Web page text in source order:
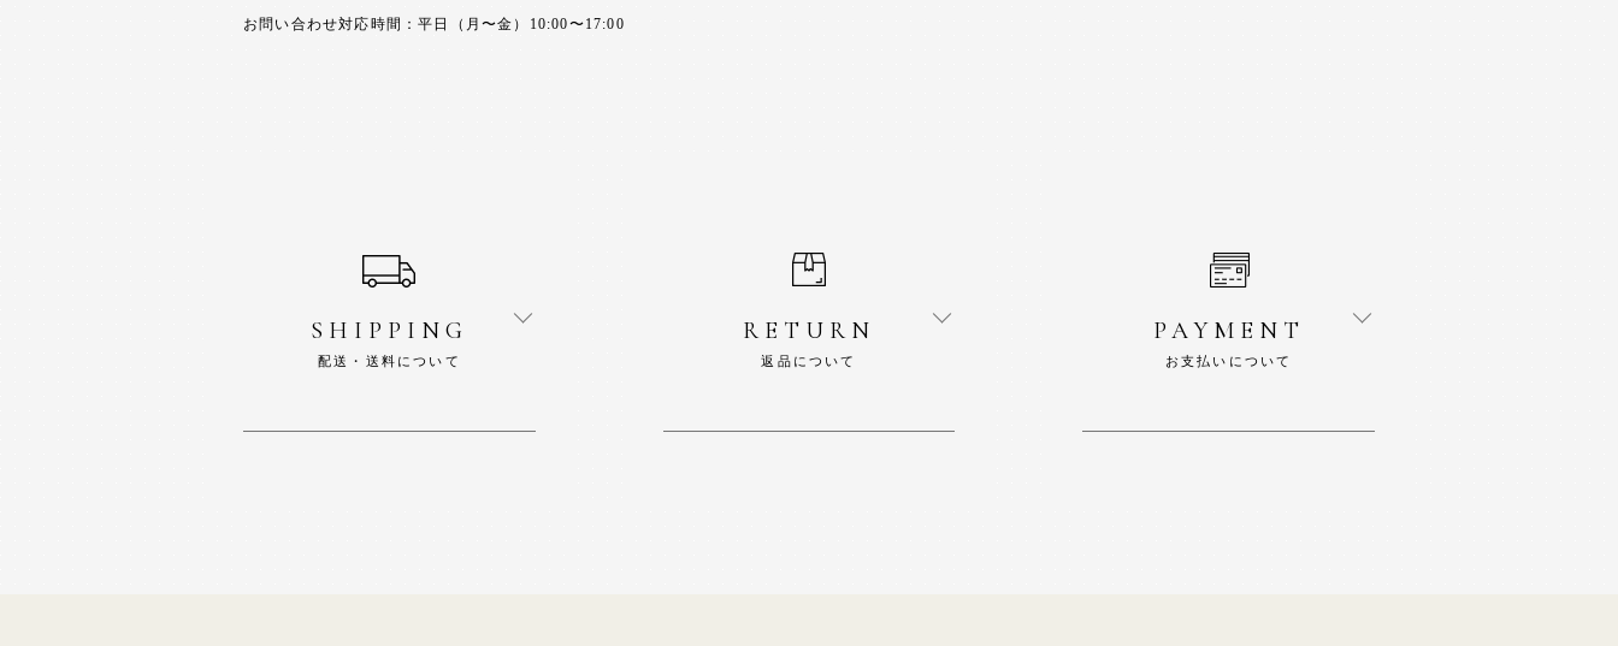
お問い合わせ対応時間：平日（月〜金）10:00〜17:00
SHIPPING
配送・送料について
RETURN
返品について
PAYMENT
お支払いについて